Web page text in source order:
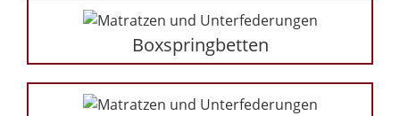
Boxspringbetten